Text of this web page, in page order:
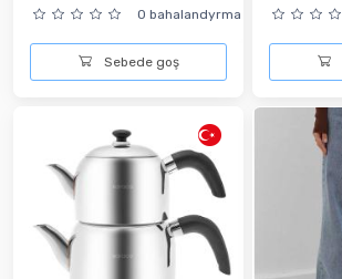
0 bahalandyrma
Sebede goş